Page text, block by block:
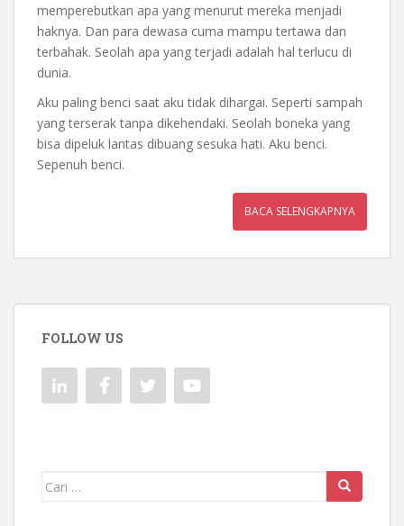
memperebutkan apa yang menurut mereka menjadi
haknya. Dan para dewasa cuma mampu tertawa dan
terbahak. Seolah apa yang terjadi adalah hal terlucu di
dunia.
Aku paling benci saat aku tidak dihargai. Seperti sampah
yang terserak tanpa dikehendaki. Seolah boneka yang
bisa dipeluk lantas dibuang sesuka hati. Aku benci.
Sepenuh benci.
BACA SELENGKAPNYA
FOLLOW US
Mencari: